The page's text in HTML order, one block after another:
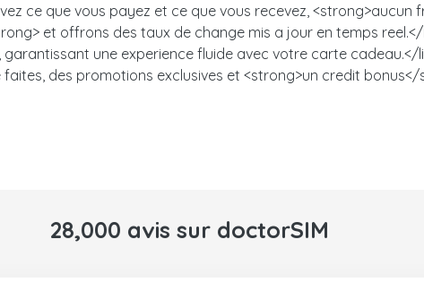
ce que vous payez et ce que vous recevez, <strong>aucun
et offrons des taux de change mis a jour en temps
une experience fluide avec votre carte cadeau.</
des promotions exclusives et <strong>un credit
28,000 avis sur doctorSIM